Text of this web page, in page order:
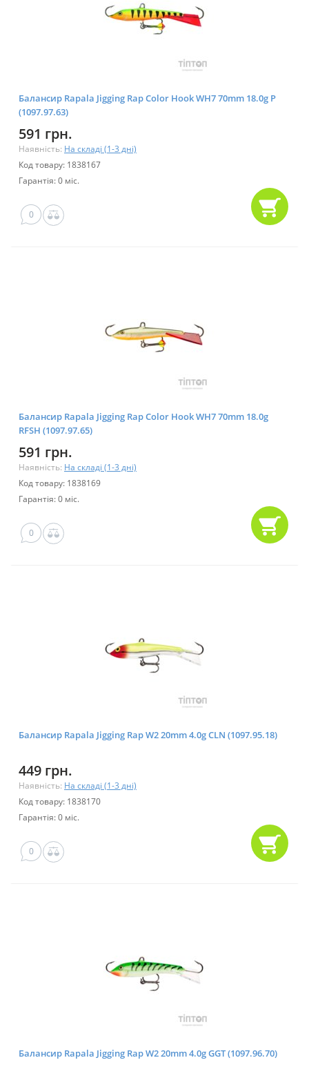
Балансир Rapala Jigging Rap Color Hook WH7 70mm 18.0g P
(1097.97.63)
591 грн.
Наявність: На складі (1-3 дні)
Код товару: 1838167
Гарантія: 0 міс.
0
Балансир Rapala Jigging Rap Color Hook WH7 70mm 18.0g
RFSH (1097.97.65)
591 грн.
Наявність: На складі (1-3 дні)
Код товару: 1838169
Гарантія: 0 міс.
0
Балансир Rapala Jigging Rap W2 20mm 4.0g CLN (1097.95.18)
449 грн.
Наявність: На складі (1-3 дні)
Код товару: 1838170
Гарантія: 0 міс.
0
Балансир Rapala Jigging Rap W2 20mm 4.0g GGT (1097.96.70)